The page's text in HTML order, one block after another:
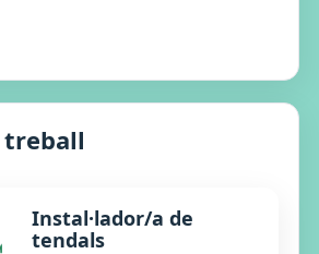
treball
Instal·lador/a de
tendals